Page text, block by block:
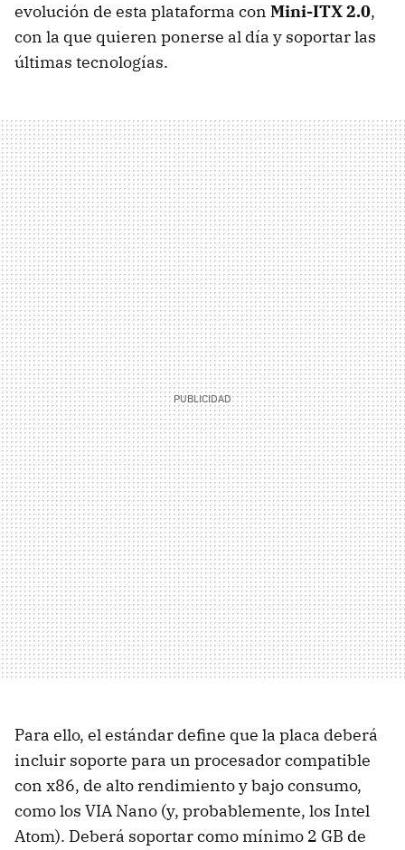
evolución de esta plataforma con Mini-ITX 2.0,
con la que quieren ponerse al día y soportar las
últimas tecnologías.
Para ello, el estándar define que la placa deberá
incluir soporte para un procesador compatible
con x86, de alto rendimiento y bajo consumo,
como los VIA Nano (y, probablemente, los Intel
Atom). Deberá soportar como mínimo 2 GB de